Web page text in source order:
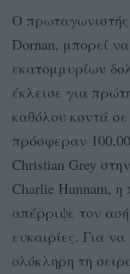
Ο πρωταγωνιστής
Dornan, μπορεί
εκατομμυρίων
έκλεισε για
καθόλου κοντά
πρόσφεραν
Christian Grey
Charlie Hunnam, η
απέρριψε τον
ευκαιρίες. Για
ολόκληρη τη